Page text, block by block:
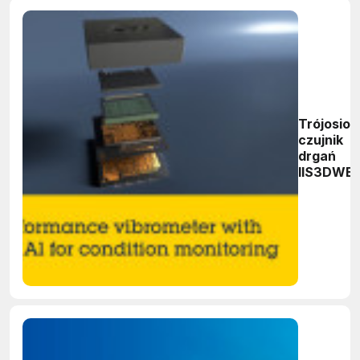
czujnik
drgań